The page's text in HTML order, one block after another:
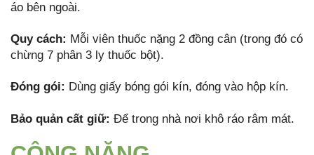
áo bên ngoài.
Quy cách: Mỗi viên thuốc nặng 2 đồng cân (trong đó có
chừng 7 phân 3 ly thuốc bột).
Đóng gói: Dùng giấy bóng gói kín, đóng vào hộp kín.
Bảo quản cất giữ: Để trong nhà nơi khô ráo râm mát.